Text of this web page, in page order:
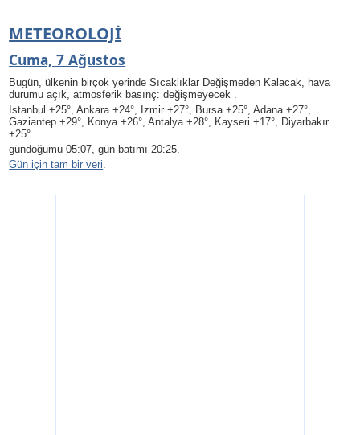
METEOROLOJI
Cuma, 7 Ağustos
Bugün, ülkenin birçok yerinde Sıcaklıklar Değişmeden Kalacak, hava
durumu açık, atmosferik basınç: değişmeyecek .
Istanbul +25°, Ankara +24°, Izmir +27°, Bursa +25°, Adana +27°,
Gaziantep +29°, Konya +26°, Antalya +28°, Kayseri +17°, Diyarbakır
+25°
gündoğumu 05:07, gün batımı 20:25.
Gün için tam bir veri.